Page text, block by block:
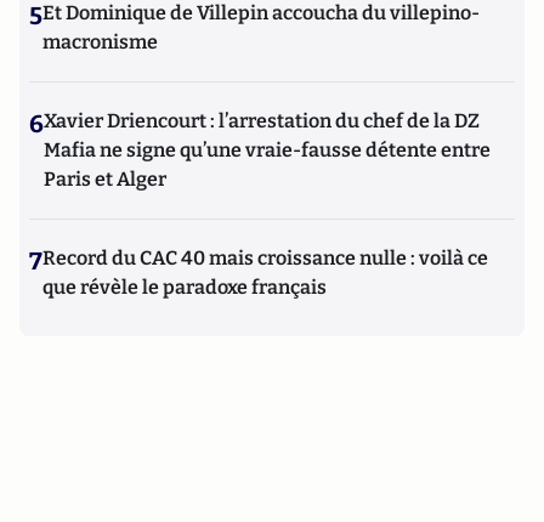
5Et Dominique de Villepin accoucha du villepino-
macronisme
6Xavier Driencourt : l’arrestation du chef de la DZ
Mafia ne signe qu’une vraie-fausse détente entre
Paris et Alger
7Record du CAC 40 mais croissance nulle : voilà ce
que révèle le paradoxe français